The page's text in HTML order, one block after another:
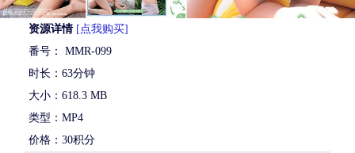
资源详情 [点我购买]
番号： MMR-099
时长：63分钟
大小：618.3 MB
类型：MP4
价格：30积分